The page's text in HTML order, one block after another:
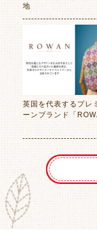
地
英国を代表するプレ
ーンブランド「